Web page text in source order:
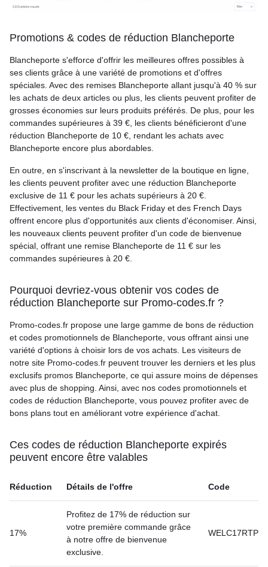
Promotions & codes de réduction Blancheporte
Blancheporte s'efforce d'offrir les meilleures offres possibles à
ses clients grâce à une variété de promotions et d'offres
spéciales. Avec des remises Blancheporte allant jusqu'à 40 % sur
les achats de deux articles ou plus, les clients peuvent profiter de
grosses économies sur leurs produits préférés. De plus, pour les
commandes supérieures à 39 €, les clients bénéficieront d'une
réduction Blancheporte de 10 €, rendant les achats avec
Blancheporte encore plus abordables.
En outre, en s'inscrivant à la newsletter de la boutique en ligne,
les clients peuvent profiter avec une réduction Blancheporte
exclusive de 11 € pour les achats supérieurs à 20 €.
Effectivement, les ventes du Black Friday et des French Days
offrent encore plus d'opportunités aux clients d'économiser. Ainsi,
les nouveaux clients peuvent profiter d'un code de bienvenue
spécial, offrant une remise Blancheporte de 11 € sur les
commandes supérieures à 20 €.
Pourquoi devriez-vous obtenir vos codes de
réduction Blancheporte sur Promo-codes.fr ?
Promo-codes.fr propose une large gamme de bons de réduction
et codes promotionnels de Blancheporte, vous offrant ainsi une
variété d'options à choisir lors de vos achats. Les visiteurs de
notre site Promo-codes.fr peuvent trouver les derniers et les plus
exclusifs promos Blancheporte, ce qui assure moins de dépenses
avec plus de shopping. Ainsi, avec nos codes promotionnels et
codes de réduction Blancheporte, vous pouvez profiter avec de
bons plans tout en améliorant votre expérience d'achat.
Ces codes de réduction Blancheporte expirés
peuvent encore être valables
Réduction Détails de l'offre Code
17%
Profitez de 17% de réduction sur
votre première commande grâce
à notre offre de bienvenue
exclusive.
WELC17RTP